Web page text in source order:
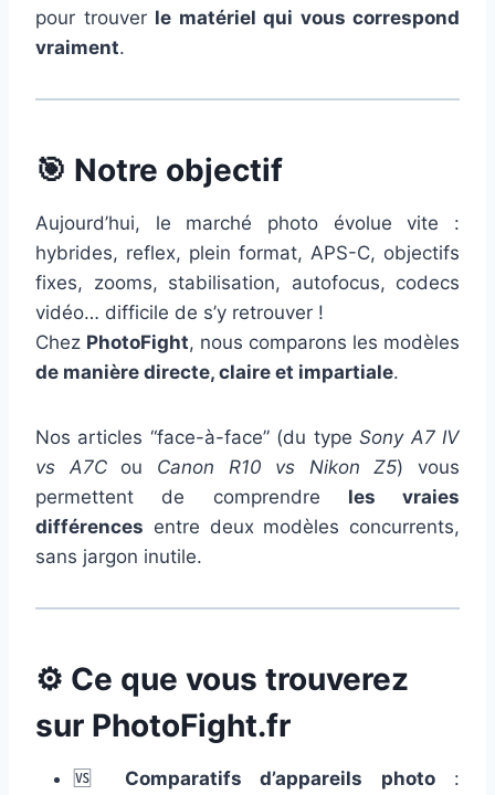
pour trouver le matériel qui vous correspond
vraiment.
🎯 Notre objectif
Aujourd’hui, le marché photo évolue vite :
hybrides, reflex, plein format, APS-C, objectifs
fixes, zooms, stabilisation, autofocus, codecs
vidéo… difficile de s’y retrouver !
Chez PhotoFight, nous comparons les modèles
de manière directe, claire et impartiale.
Nos articles “face-à-face” (du typeSony A7 IV
vs A7Cou Canon R10 vs Nikon Z5) vous
permettent de comprendre les vraies
différences entre deux modèles concurrents,
sans jargon inutile.
⚙️ Ce que vous trouverez
sur PhotoFight.fr
🆚 Comparatifs d’appareils photo: